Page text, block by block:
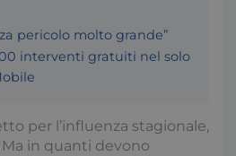
pericolo molto grande”
interventi gratuiti nel solo
per l’influenza stagionale,
in quanti devono